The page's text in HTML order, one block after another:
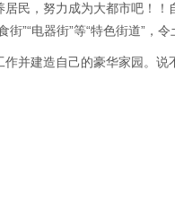
民，努力成为大都市吧！
”“电器街”等“特色街道”，令
并建造自己的豪华家园。